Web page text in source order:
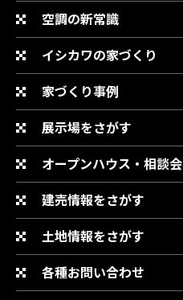
空調の新常識
イシカワの家づくり
家づくり事例
展示場をさがす
オープンハウス・相談会
建売情報をさがす
土地情報をさがす
各種お問い合わせ